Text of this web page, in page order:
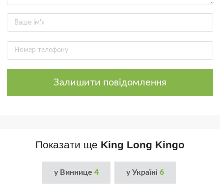
Залишити повідомлення
Показати ще King Long Kingo
у Виннице 4 у Україні 6